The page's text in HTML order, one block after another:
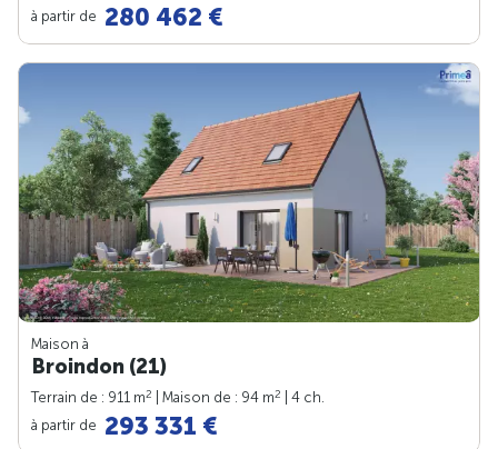
à partir de 280 462 €
Maison à
Broindon (21)
Terrain de : 911 m2 | Maison de : 94 m2
| 4 ch.
à partir de 293 331 €